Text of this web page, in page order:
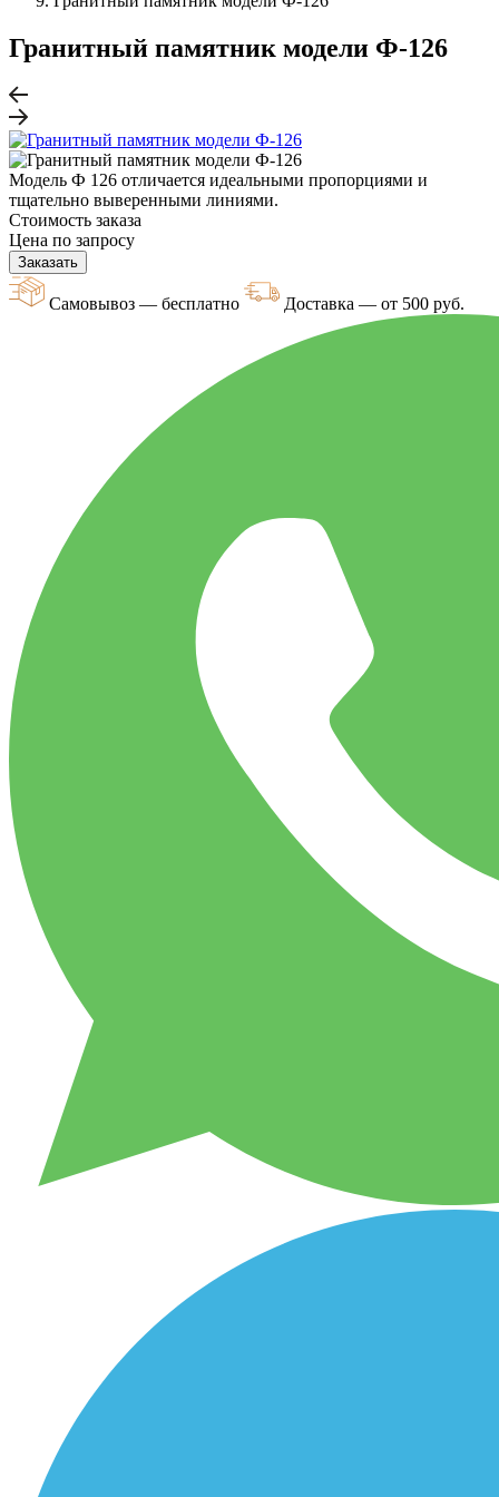
Гранитный памятник модели Ф-126
Модель Ф 126 отличается идеальными пропорциями и
тщательно выверенными линиями.
Стоимость заказа
Цена по запросу
Заказать
Самовывоз — бесплатно Доставка — от 500 руб.